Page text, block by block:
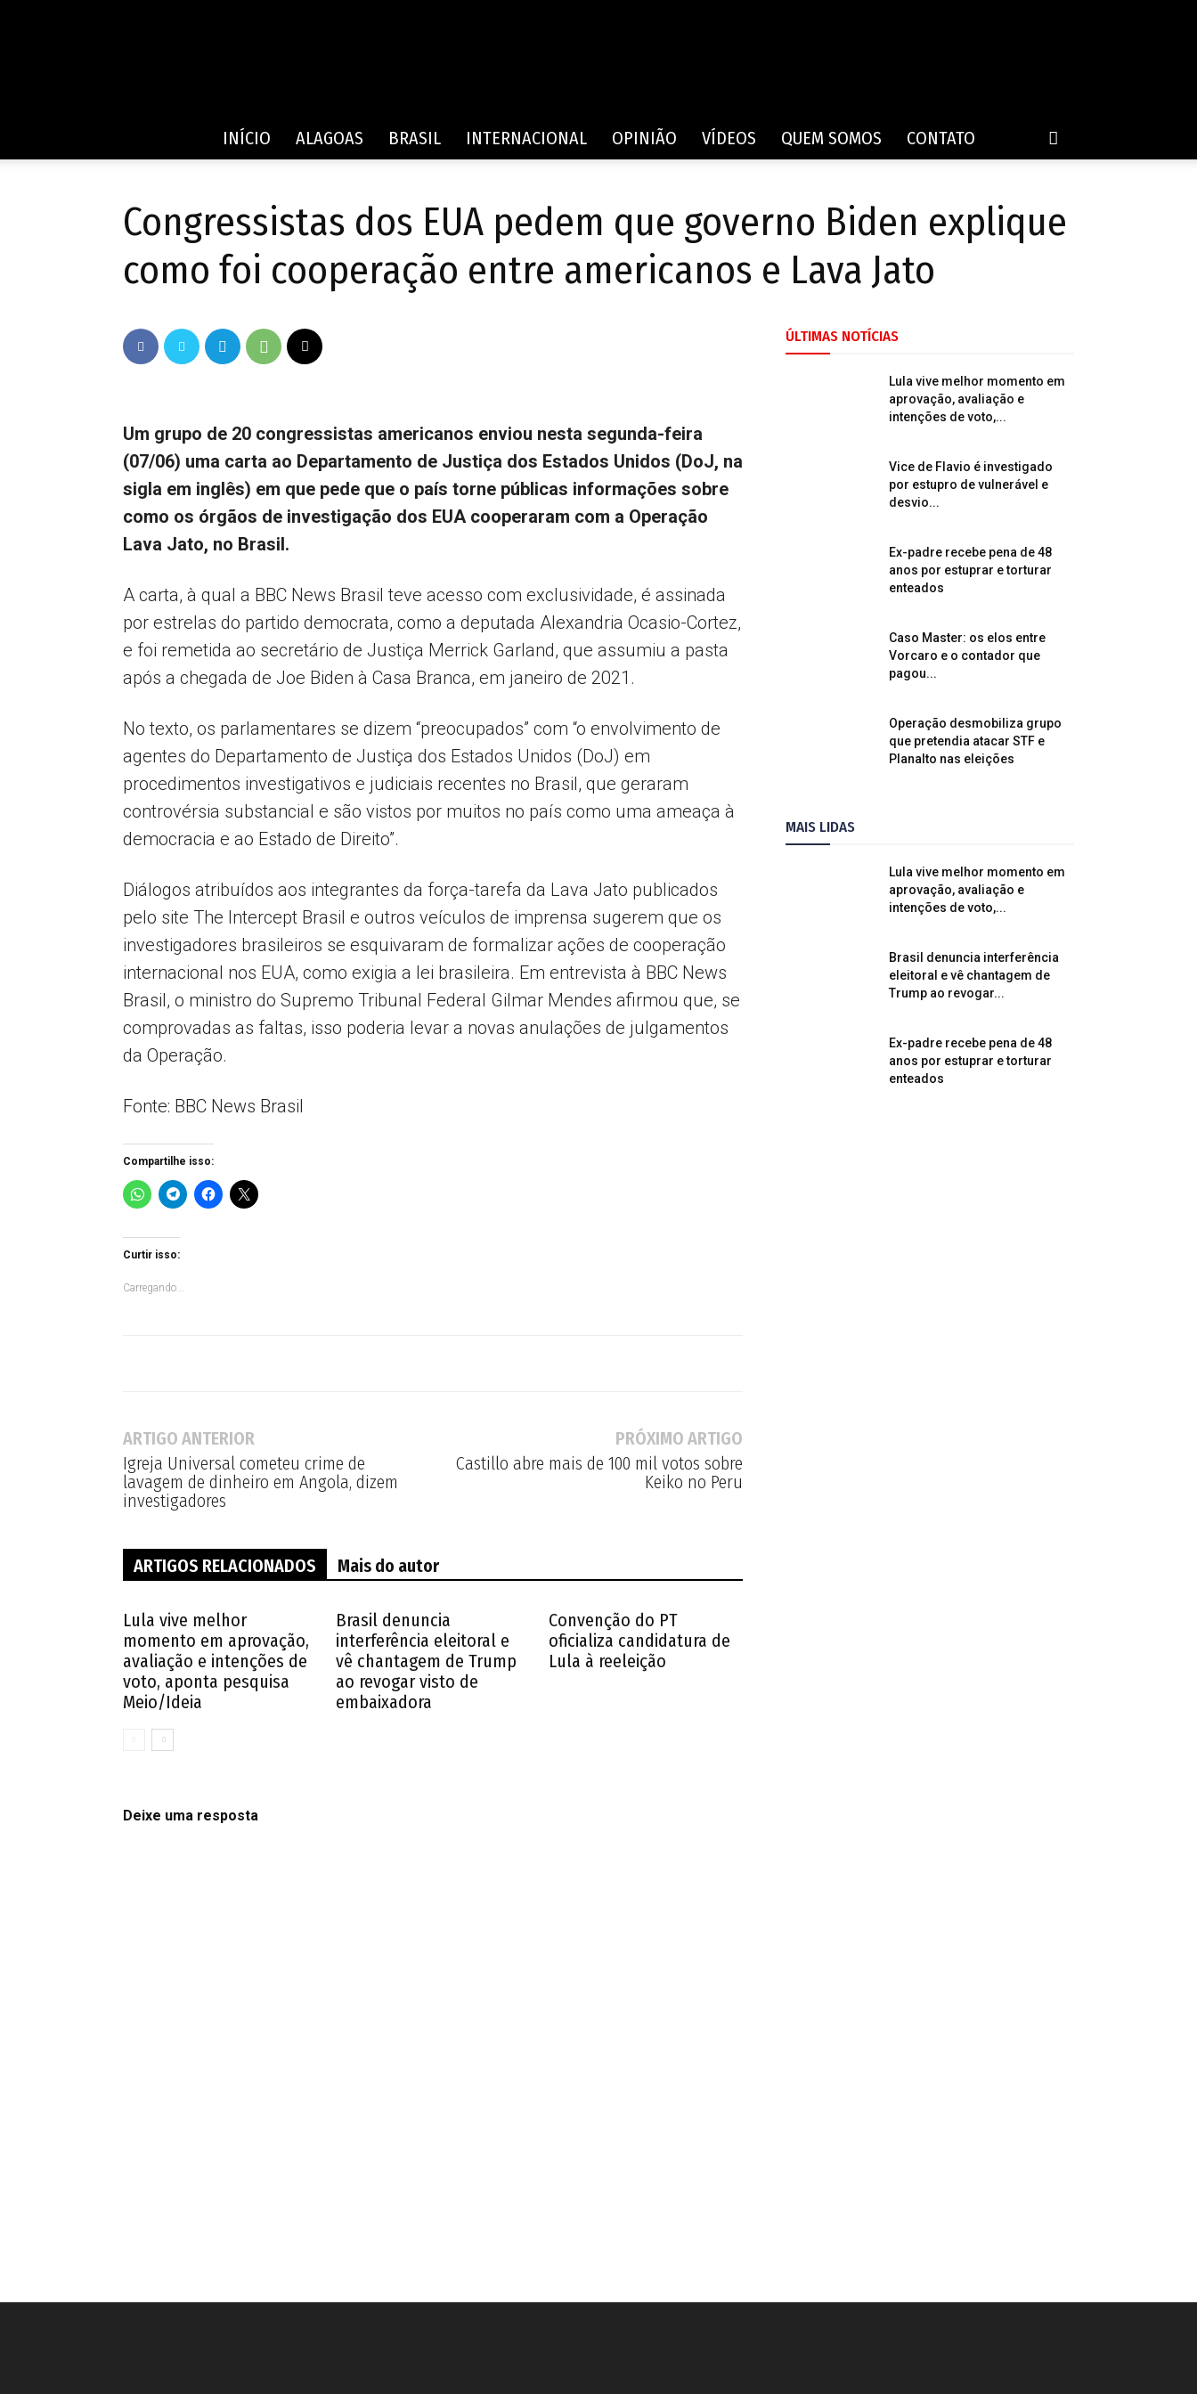
de
Popular
INÍCIO ALAGOAS BRASIL INTERNACIONAL OPINIÃO VÍDEOS QUEM SOMOS CONTATO
Congressistas dos EUA pedem que governo Biden explique
como foi cooperação entre americanos e Lava Jato
Um grupo de 20 congressistas americanos enviou nesta segunda-feira
(07/06) uma carta ao Departamento de Justiça dos Estados Unidos (DoJ, na
sigla em inglês) em que pede que o país torne públicas informações sobre
como os órgãos de investigação dos EUA cooperaram com a Operação
Lava Jato, no Brasil.
A carta, à qual a BBC News Brasil teve acesso com exclusividade, é assinada
por estrelas do partido democrata, como a deputada Alexandria Ocasio-Cortez,
e foi remetida ao secretário de Justiça Merrick Garland, que assumiu a pasta
após a chegada de Joe Biden à Casa Branca, em janeiro de 2021.
No texto, os parlamentares se dizem “preocupados” com “o envolvimento de
agentes do Departamento de Justiça dos Estados Unidos (DoJ) em
procedimentos investigativos e judiciais recentes no Brasil, que geraram
controvérsia substancial e são vistos por muitos no país como uma ameaça à
democracia e ao Estado de Direito”.
Diálogos atribuídos aos integrantes da força-tarefa da Lava Jato publicados
pelo site The Intercept Brasil e outros veículos de imprensa sugerem que os
investigadores brasileiros se esquivaram de formalizar ações de cooperação
internacional nos EUA, como exigia a lei brasileira. Em entrevista à BBC News
Brasil, o ministro do Supremo Tribunal Federal Gilmar Mendes afirmou que, se
comprovadas as faltas, isso poderia levar a novas anulações de julgamentos
da Operação.
Fonte: BBC News Brasil
Compartilhe isso:
Curtir isso:
Carregando...
ARTIGO ANTERIOR
Igreja Universal cometeu crime de
lavagem de dinheiro em Angola, dizem
investigadores
PRÓXIMO ARTIGO
Castillo abre mais de 100 mil votos sobre
Keiko no Peru
ARTIGOS RELACIONADOS Mais do autor
Lula vive melhor
momento em aprovação,
avaliação e intenções de
voto, aponta pesquisa
Meio/Ideia
Brasil denuncia
interferência eleitoral e
vê chantagem de Trump
ao revogar visto de
embaixadora
Convenção do PT
oficializa candidatura de
Lula à reeleição
Deixe uma resposta
ÚLTIMAS NOTÍCIAS
Lula vive melhor momento em
aprovação, avaliação e
intenções de voto,...
Vice de Flavio é investigado
por estupro de vulnerável e
desvio...
Ex-padre recebe pena de 48
anos por estuprar e torturar
enteados
Caso Master: os elos entre
Vorcaro e o contador que
pagou...
Operação desmobiliza grupo
que pretendia atacar STF e
Planalto nas eleições
MAIS LIDAS
Lula vive melhor momento em
aprovação, avaliação e
intenções de voto,...
Brasil denuncia interferência
eleitoral e vê chantagem de
Trump ao revogar...
Ex-padre recebe pena de 48
anos por estuprar e torturar
enteados